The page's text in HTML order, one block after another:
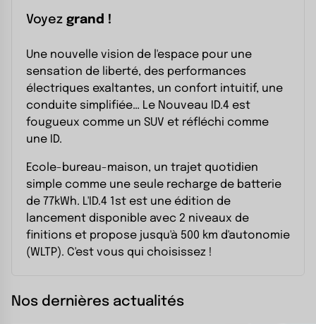
Voyez grand !
Une nouvelle vision de l'espace pour une
sensation de liberté, des performances
électriques exaltantes, un confort intuitif, une
conduite simplifiée… Le Nouveau ID.4 est
fougueux comme un SUV et réfléchi comme
une ID.
Ecole-bureau-maison, un trajet quotidien
simple comme une seule recharge de batterie
de 77kWh. L'ID.4 1st est une édition de
lancement disponible avec 2 niveaux de
finitions et propose jusqu'à 500 km d'autonomie
(WLTP). C'est vous qui choisissez !
Nos dernières actualités